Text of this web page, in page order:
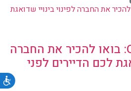
הכירו, OC GROUP: בואו להכיר את החברה
לכם הדיירים לפני